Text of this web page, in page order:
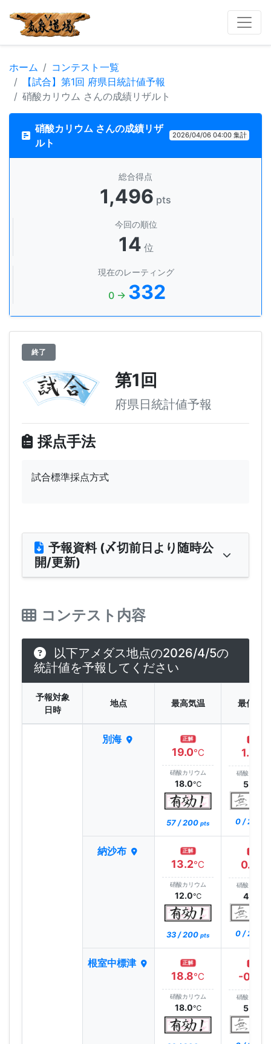
ホーム
コンテスト一覧
【試合】第1回 府県日統計値予報
硝酸カリウム さんの成績リザルト
硝酸カリウム さんの成績リザ
ルト
2026/04/06 04:00 集計
総合得点
1,496 pts
今回の順位
14 位
現在のレーティング
0 → 332
終了
第1回
府県日統計値予報
採点手法
試合標準採点方式
予報資料 (〆切前日より随時公
開/更新)
コンテスト内容
以下アメダス地点の2026/4/5の
統計値を予報してください
予報対象
日時
地点 最高気温 最低気温
別海 正解
19.0℃
硝酸カリウム
18.0℃
57 / 200 pts
1.4
硝酸カリウ
5.0
0 / 200
納沙布 正解
13.2℃
硝酸カリウム
12.0℃
33 / 200 pts
0.6
硝酸カリウ
4.0
0 / 200
根室中標津 正解
18.8℃
硝酸カリウム
18.0℃
-0.5
硝酸カリウ
5.0